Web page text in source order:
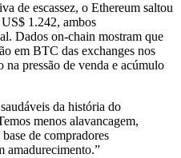
de escassez, o Ethereum saltou
1.242, ambos
Dados on-chain mostram que
em BTC das exchanges nos
pressão de venda e acúmulo
da história do
menos alavancagem,
de compradores
amadurecimento.”